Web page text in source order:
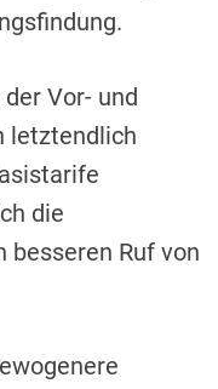
Vor- und
letztendlich
die
besseren Ruf von